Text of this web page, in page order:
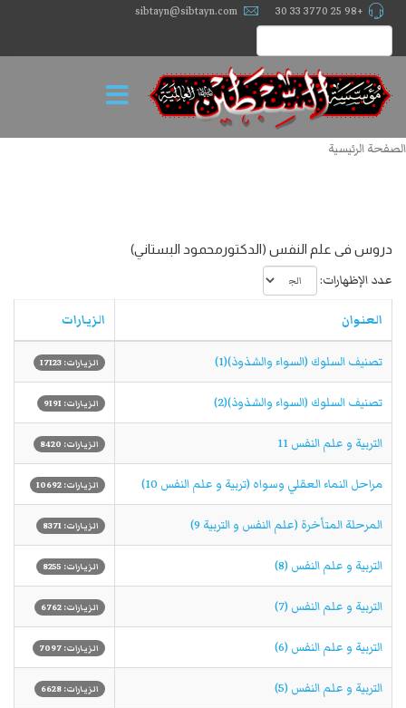
+98 25 3770 33 30
sibtayn@sibtayn.com
الصفحة الرئيسية
دروس فی علم النفس (الدكتورمحمود البستاني)
عدد الإظهارات:
العنوان الزيارات
تصنيف السلوك (السواء والشذوذ)(1) الزيارات: 17123
تصنيف السلوك (السواء والشذوذ)(2) الزيارات: 9191
التربية و علم النفس 11 الزيارات: 8420
مراحل النماء العقلي وسواه (تربية و علم النفس 10) الزيارات: 10692
المرحلة المتأخرة (علم النفس و التربية 9) الزيارات: 8371
التربية و علم النفس (8) الزيارات: 8255
التربية و علم النفس (7) الزيارات: 6762
التربية و علم النفس (6) الزيارات: 7097
التربية و علم النفس (5) الزيارات: 6628